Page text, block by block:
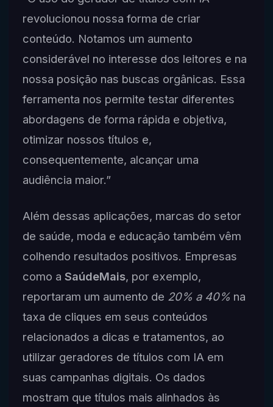
revolucionou nossa forma de criar
conteúdo. Notamos um aumento
considerável no interesse dos leitores e na
nossa posição nas buscas orgânicas. Essa
ferramenta nos permite testar diferentes
abordagens de forma rápida e objetiva,
otimizar nossos títulos e,
consequentemente, alcançar uma
audiência maior.”
Além dessas aplicações, marcas do setor
de saúde, moda e educação também vêm
colhendo resultados positivos. Empresas
como a SaúdeMais, por exemplo,
reportaram um aumento de 20% a 40%na
taxa de cliques em seus conteúdos
relacionados a dicas e tratamentos, ao
utilizar geradores de títulos com IA em
suas campanhas digitais. Os dados
mostram que títulos mais alinhados às